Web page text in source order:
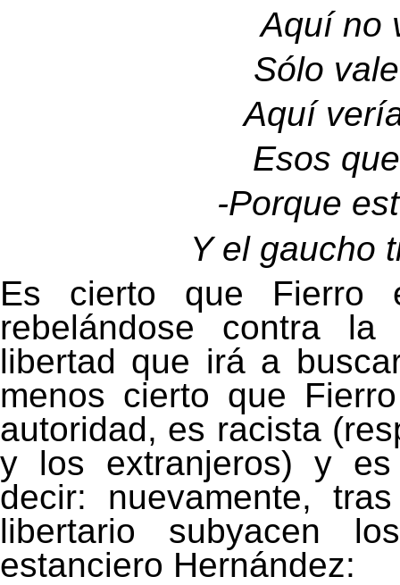
Aquí no
Sólo
Aquí
Esos
-Porque
Y el gaucho
Es cierto que Fierro
rebelándose contra
libertad que irá a
menos cierto que
autoridad, es racista
y los extranjeros) y es
decir: nuevamente,
libertario subyacen
estanciero Hernández: